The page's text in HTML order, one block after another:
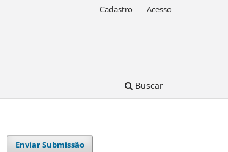
Buscar
Cadastro Acesso
Enviar Submissão